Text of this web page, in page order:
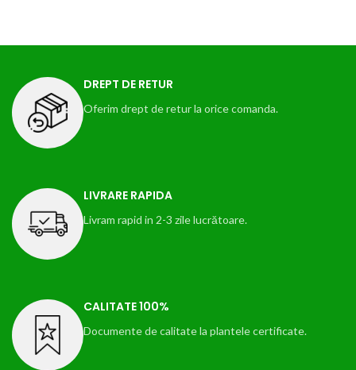
DREPT DE RETUR
Oferim drept de retur la orice comanda.
LIVRARE RAPIDA
Livram rapid in 2-3 zile lucrătoare.
CALITATE 100%
Documente de calitate la plantele certificate.